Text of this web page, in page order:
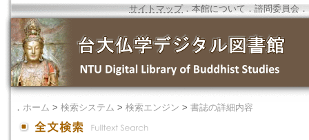
サイトマップ．本館について ． 諮問委員会 ．
． ホーム > 検索システム > 検索エンジン > 書誌の詳細内容